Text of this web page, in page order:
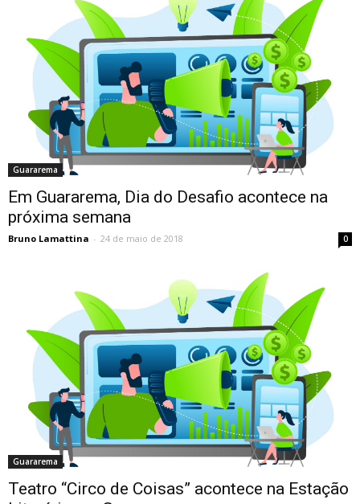
Guararema
Em Guararema, Dia do Desafio acontece na
próxima semana
Bruno Lamattina - 24 de maio de 2018 0
Guararema
Teatro “Circo de Coisas” acontece na Estação